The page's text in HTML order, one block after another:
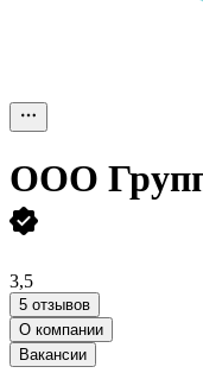
ООО
3,5
5 отзывов
О компании
Вакансии